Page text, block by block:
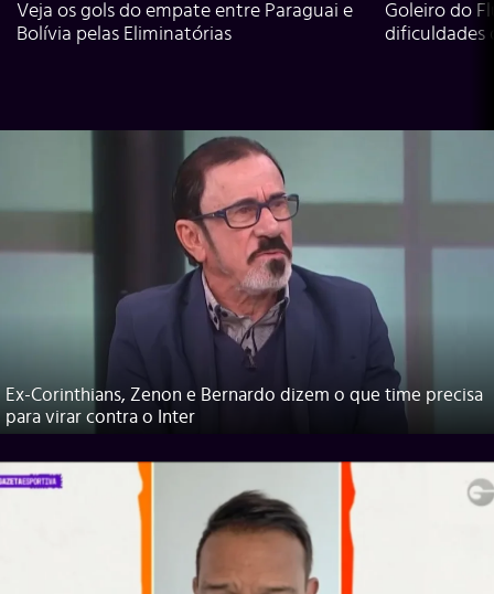
Veja os gols do empate entre Paraguai e
Bolívia pelas Eliminatórias
Goleiro do
dificuldades
Ex-Corinthians, Zenon e Bernardo dizem o que time precisa
para virar contra o Inter